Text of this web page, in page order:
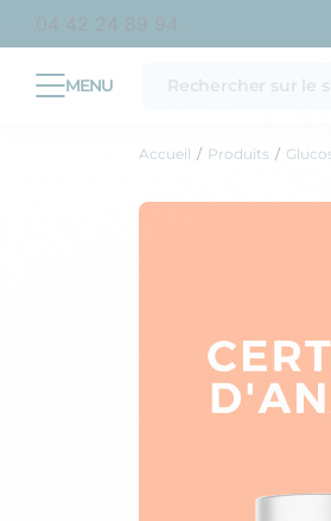
Accueil Produits